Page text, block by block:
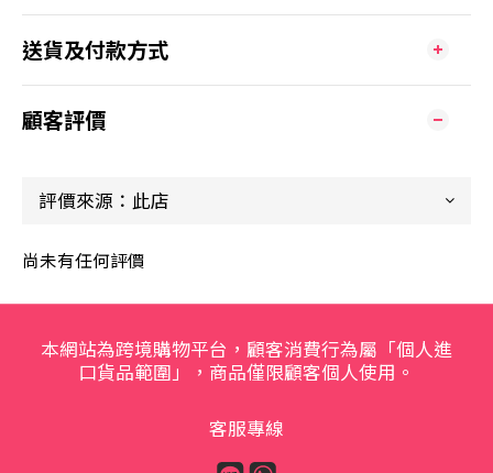
送貨及付款方式
顧客評價
尚未有任何評價
本網站為跨境購物平台，顧客消費行為屬「個人進
口貨品範圍」，商品僅限顧客個人使用。
客服專線